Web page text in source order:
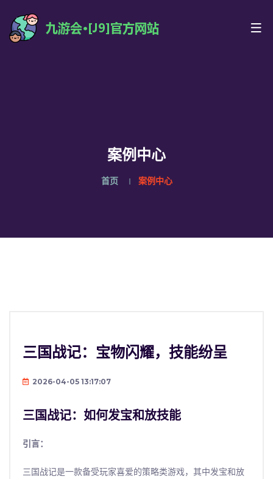
案例中心
首页 案例中心
三国战记：宝物闪耀，技能纷呈
2026-04-05 13:17:07
三国战记：如何发宝和放技能
引言：
三国战记是一款备受玩家喜爱的策略类游戏，其中发宝和放